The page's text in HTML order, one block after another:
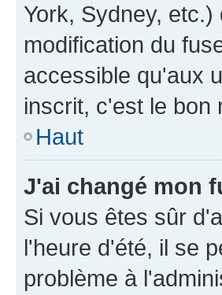
York, Sydney,
modification du
accessible qu'aux
inscrit, c'est le bon
Haut
J'ai changé mon
Si vous êtes sûr
l'heure d'été, il se
problème à